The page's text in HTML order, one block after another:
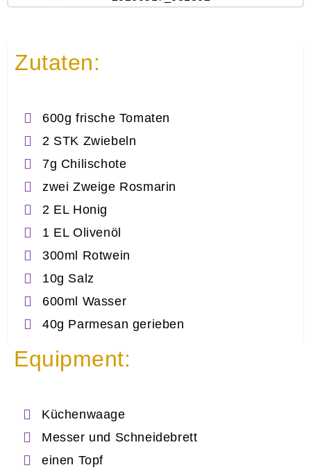
Zutaten:
600g frische Tomaten
2 STK Zwiebeln
7g Chilischote
zwei Zweige Rosmarin
2 EL Honig
1 EL Olivenöl
300ml Rotwein
10g Salz
600ml Wasser
40g Parmesan gerieben
Equipment:
Küchenwaage
Messer und Schneidebrett
einen Topf